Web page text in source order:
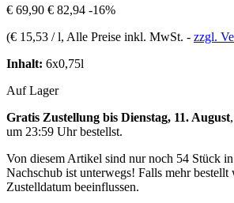
€ 69,90 € 82,94 -16%
(€ 15,53 / l, Alle Preise inkl. MwSt. - zzgl.
Inhalt: 6x0,75l
Auf Lager
Gratis Zustellung bis Dienstag, 11. August
um 23:59 Uhrbestellst.
Von diesem Artikel sind nur noch 54 Stück
Nachschub ist unterwegs! Falls mehr bestellt
Zustelldatum beeinflussen.